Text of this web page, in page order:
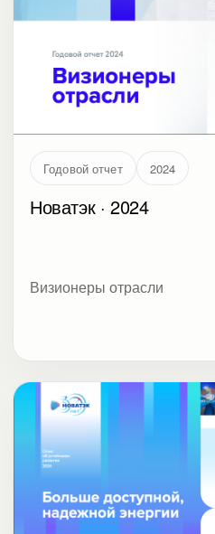
Годовой отчет 2024
Новатэк · 2024
Визионеры отрасли